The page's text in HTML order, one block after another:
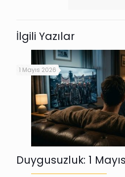
İlgili Yazılar
1 Mayıs 2026
Duygusuzluk: 1 Mayıs